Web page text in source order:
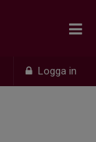
Logga in